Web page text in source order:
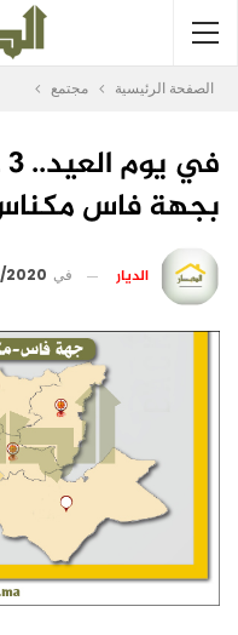
الصفحة الرئيسية مجتمع
بجهة فاس
الديار في - 16:27